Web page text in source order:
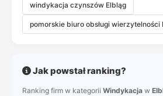
windykacja czynszów Elbląg
pomorskie biuro obsługi wierzytelności
Jak powstał ranking?
Ranking firm w kategorii Windykacja w